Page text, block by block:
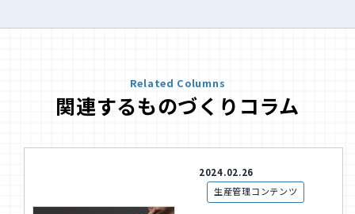
関連するものづくりコラム
Related Columns
2024.02.26
生産管理コンテンツ